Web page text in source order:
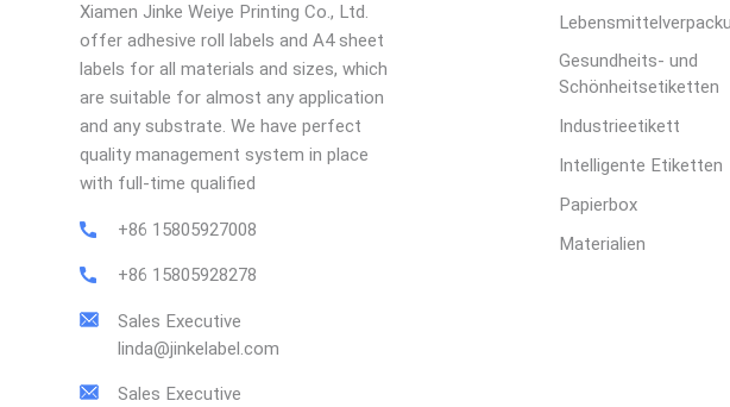
Xiamen Jinke Weiye Printing Co., Ltd.
offer adhesive roll labels and A4 sheet
labels for all materials and sizes, which
are suitable for almost any application
and any substrate. We have perfect
quality management system in place
with full-time qualified
+86 15805927008
+86 15805928278
Sales Executive
linda@jinkelabel.com
Sales Executive
Gesundheits- und
Schönheitsetiketten
Industrieetikett
Intelligente Etiketten
Papierbox
Materialien